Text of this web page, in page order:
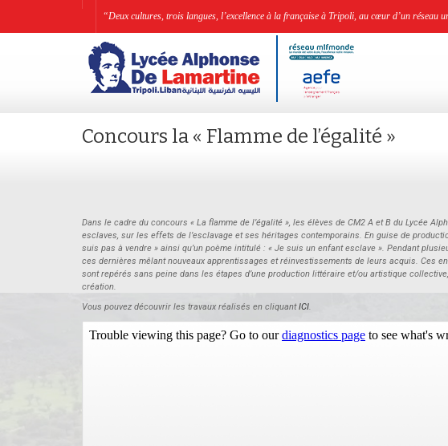
“Deux cultures, trois langues, l’excellence à la française à Tripoli, au cœur d’un réseau
Concours la « Flamme de l’égalité »
Dans le cadre du concours « La flamme de l’égalité », les élèves de CM2 A et B du Lycée
esclaves, sur les effets de l’esclavage et ses héritages contemporains. En guise de
suis pas à vendre » ainsi qu’un poème intitulé : « Je suis un enfant esclave ». Pendant
ces dernières mêlant nouveaux apprentissages et réinvestissements de leurs acquis. Ces
sont repérés sans peine dans les étapes d’une production littéraire et/ou artistique
création.
Vous pouvez découvrir les travaux réalisés en cliquantICI.